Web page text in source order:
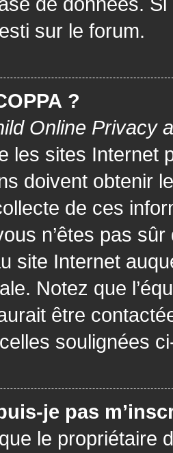
sur le forum.
?
Online Privacy
les sites Internet
doivent obtenir
de ces
n’êtes pas
site Internet
Notez que
être
soulignées
je pas
le propriétaire